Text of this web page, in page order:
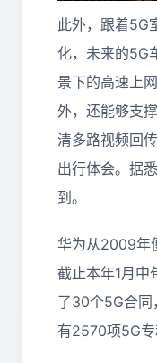
此外，跟着5G
化，未来的5G
景下的高速上
外，还能够支
清多路视频回
出行体会。据
到。
华为从2009年
截止本年1月中
了30个5G合同
有2570项5G专